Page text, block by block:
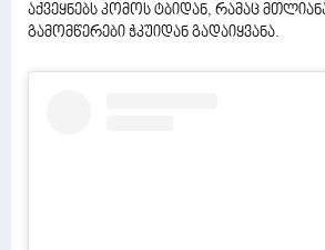
აქვეყნებს კომოს ტბიდან, რამაც
გამომწერები ჭკუიდან გადაიყვანა.